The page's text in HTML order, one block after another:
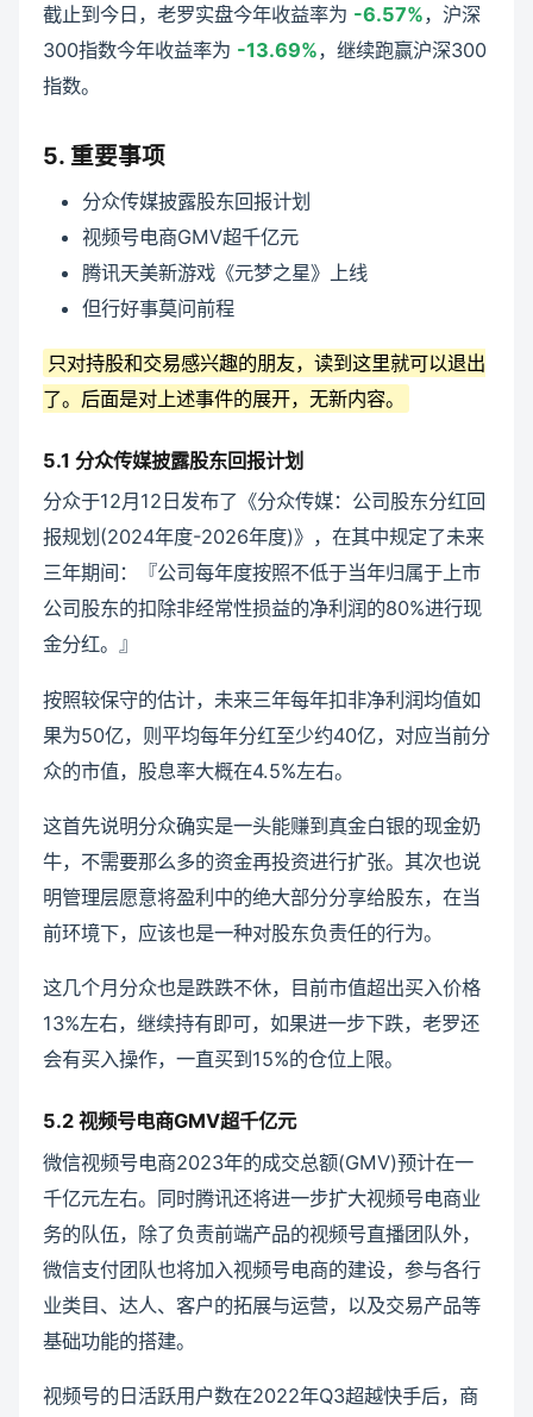
截止到今日，老罗实盘今年收益率为 -6.57% ，沪深
300指数今年收益率为 -13.69% ，继续跑赢沪深300
指数。
5. 重要事项
分众传媒披露股东回报计划
视频号电商GMV超千亿元
腾讯天美新游戏《元梦之星》上线
但行好事莫问前程
只对持股和交易感兴趣的朋友，读到这里就可以退出
了。后面是对上述事件的展开，无新内容。
5.1 分众传媒披露股东回报计划
分众于12月12日发布了《分众传媒：公司股东分红回
报规划(2024年度-2026年度)》，在其中规定了未来
三年期间：『公司每年度按照不低于当年归属于上市
公司股东的扣除非经常性损益的净利润的80%进行现
金分红。』
按照较保守的估计，未来三年每年扣非净利润均值如
果为50亿，则平均每年分红至少约40亿，对应当前分
众的市值，股息率大概在4.5%左右。
这首先说明分众确实是一头能赚到真金白银的现金奶
牛，不需要那么多的资金再投资进行扩张。其次也说
明管理层愿意将盈利中的绝大部分分享给股东，在当
前环境下，应该也是一种对股东负责任的行为。
这几个月分众也是跌跌不休，目前市值超出买入价格
13%左右，继续持有即可，如果进一步下跌，老罗还
会有买入操作，一直买到15%的仓位上限。
5.2 视频号电商GMV超千亿元
微信视频号电商2023年的成交总额(GMV)预计在一
千亿元左右。同时腾讯还将进一步扩大视频号电商业
务的队伍，除了负责前端产品的视频号直播团队外，
微信支付团队也将加入视频号电商的建设，参与各行
业类目、达人、客户的拓展与运营，以及交易产品等
基础功能的搭建。
视频号的日活跃用户数在2022年Q3超越快手后，商